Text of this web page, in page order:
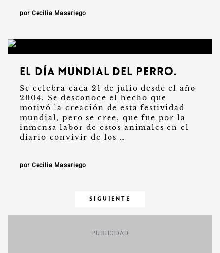
por Cecilia Masariego
El Día Mundial del Perro.
Se celebra cada 21 de julio desde el año
2004. Se desconoce el hecho que
motivó la creación de esta festividad
mundial, pero se cree, que fue por la
inmensa labor de estos animales en el
diario convivir de los …
por Cecilia Masariego
SIGUIENTE
PUBLICIDAD